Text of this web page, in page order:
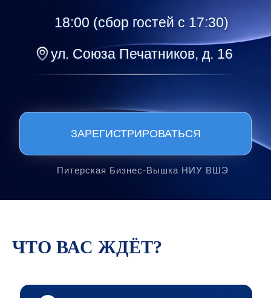
ул. Союза Печатников, д. 16
18:00 (сбор гостей с 17:30)
Питерская Бизнес-Вышка НИУ ВШЭ
ЗАРЕГИСТРИРОВАТЬСЯ
ЧТО ВАС ЖДЁТ?